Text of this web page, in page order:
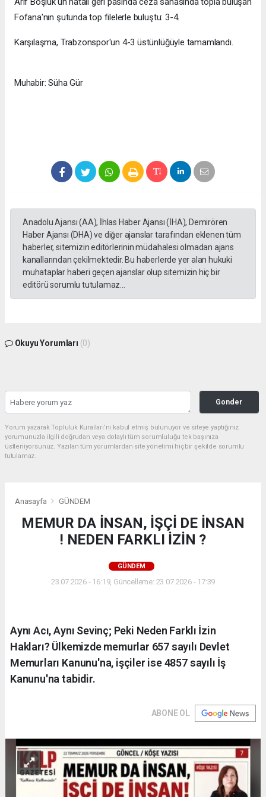
Fofana'nın şutunda top filelerle buluştu: 3-4.
Karşılaşma, Trabzonspor'un 4-3 üstünlüğüyle tamamlandı.
Muhabir: Süha Gür
Anadolu Ajansı (AA), İhlas Haber Ajansı (İHA), Demirören
Haber Ajansı (DHA) ve diğer ajanslar tarafından eklenen tüm
haberler, sitemizin editörlerinin müdahalesi olmadan ajans
kanallarından çekilmektedir. Bu haberlerde yer alan hukuki
muhataplar haberi geçen ajanslar olup sitemizin hiç bir
editörü sorumlu tutulamaz...
Okuyu Yorumları (0)
Gonder
Yorum yazarak Topluluk Kuralları’nı kabul etmiş bulunuyor ve siteye yaptığınız
yorumunuzla ilgili doğrudan veya dolaylı tüm sorumluluğu tek başınıza
üstleniyorsunuz. Yazılan tüm yorumlardan site yönetimi hiçbir şekilde sorumlu
tutulamaz.
Anasayfa GÜNDEM
MEMUR DA İNSAN, İŞÇİ DE İNSAN
! NEDEN FARKLI İZİN ?
GÜNDEM
23.07.2026 - 16:19, Güncelleme: 23.07.2026 - 17:39
Aynı Acı, Aynı Sevinç; Peki Neden Farklı İzin
Hakları? Ülkemizde memurlar 657 sayılı Devlet
Memurları Kanunu'na, işçiler ise 4857 sayılı İş
Kanunu'na tabidir.
ABONE OL